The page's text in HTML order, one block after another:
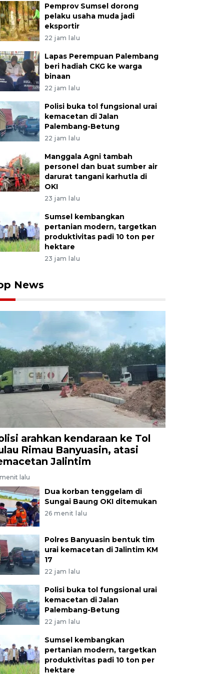
Pemprov Sumsel dorong
pelaku usaha muda jadi
eksportir
22 jam lalu
Lapas Perempuan Palembang
beri hadiah CKG ke warga
binaan
22 jam lalu
Polisi buka tol fungsional urai
kemacetan di Jalan
Palembang-Betung
22 jam lalu
Manggala Agni tambah
personel dan buat sumber air
darurat tangani karhutla di
OKI
23 jam lalu
Sumsel kembangkan
pertanian modern, targetkan
produktivitas padi 10 ton per
hektare
23 jam lalu
News
arahkan kendaraan ke Tol
Rimau Banyuasin, atasi
Jalintim
lalu
Dua korban tenggelam di
Sungai Baung OKI ditemukan
26 menit lalu
Polres Banyuasin bentuk tim
urai kemacetan di Jalintim KM
17
22 jam lalu
Polisi buka tol fungsional urai
kemacetan di Jalan
Palembang-Betung
22 jam lalu
Sumsel kembangkan
pertanian modern, targetkan
produktivitas padi 10 ton per
hektare